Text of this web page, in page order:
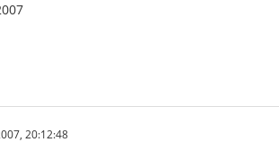
20:12:48